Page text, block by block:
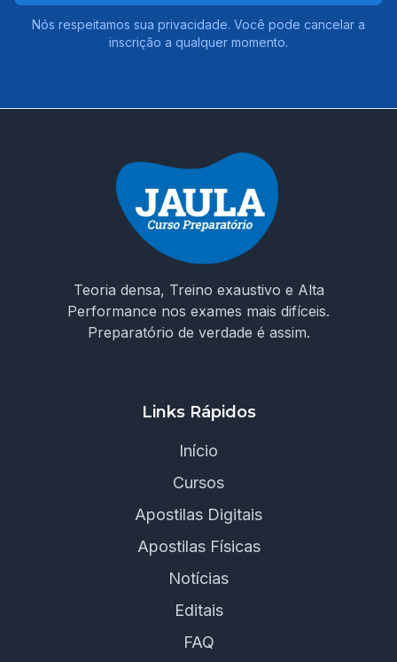
Nós respeitamos sua privacidade. Você pode cancelar a
inscrição a qualquer momento.
Teoria densa, Treino exaustivo e Alta
Performance nos exames mais difíceis.
Preparatório de verdade é assim.
Links Rápidos
Início
Cursos
Apostilas Digitais
Apostilas Físicas
Notícias
Editais
FAQ